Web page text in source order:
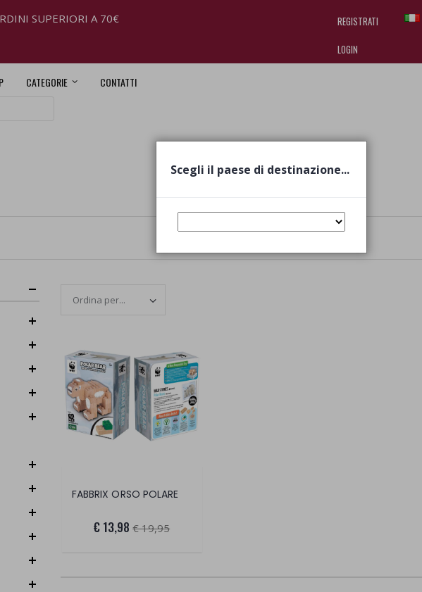
SUPERIORI A 70€
REGISTRATI
LOGIN
CATEGORIE CONTATTI
replica watches.
FABBRIX ORSO POLARE
€ 13,98 € 19,95
Scegli il paese di destinazione...